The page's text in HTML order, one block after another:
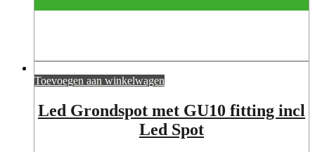
Toevoegen aan winkelwagen
Led Grondspot met GU10 fitting ​incl
Led Spot